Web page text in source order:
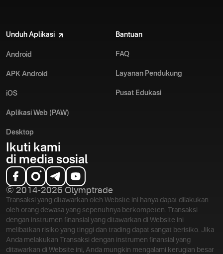
Unduh Aplikasi
Android
APK Android
iOS
Aplikasi Web (PAW)
Desktop
Bantuan
FAQ
Layanan Pendukung
Pusat Edukasi
Ikuti kami
di media sosial
© 2014-2026 Olymptrade
Transaksi yang ditawarkan oleh Website ini hanya dapat dilakukan
oleh orang dewasa yang sepenuhnya berkompeten. Transaksi
dengan instrumen finansial yang ditawarkan di Website ini
melibatkan risiko yang tinggi dan trading dapat sangat berisiko. Jika
Anda melakukan Transaksi dengan instrumen finansial yang
ditawarkan di Website ini, Anda mungkin mengalami kerugian besar